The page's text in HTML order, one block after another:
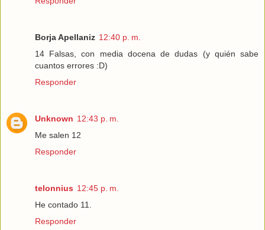
Borja Apellaniz 12:40 p. m.
14 Falsas, con media docena de dudas (y quién sabe
cuantos errores :D)
Responder
Unknown 12:43 p. m.
Me salen 12
Responder
telonnius 12:45 p. m.
He contado 11.
Responder